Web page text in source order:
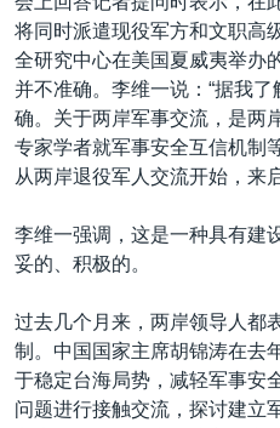
检
欧洲
非洲
美洲
全球议题
科教·文娱·体健
军事
劳工
环境
白宫要闻
国会报道
美中关系
美国建国250周年
美国之音专访
台海两岸关系
南中国海争端
VOA视频
VOA今日焦点
中文广播
其他语言网站
将同时派遣现役军方和文职高
全研究中心在美国夏威夷举办
并不准确。李维一说：“据我
确。关于两岸军事交流，是两
专家学者就军事安全互信机制
从两岸退役军人交流开始，来
李维一强调，这是一种具有建
妥的、积极的。
过去几个月来，两岸领导人都
制。中国国家主席胡锦涛在去
于稳定台海局势，减轻军事安
问题进行接触交流，探讨建立